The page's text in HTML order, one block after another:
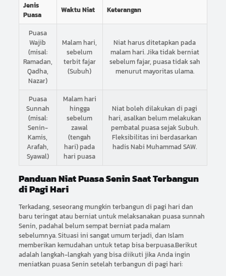
Jenis
Puasa
Waktu Niat Keterangan
Puasa
Wajib
(misal:
Ramadan,
Qadha,
Nazar)
Malam hari,
sebelum
terbit fajar
(Subuh)
Niat harus ditetapkan pada
malam hari. Jika tidak berniat
sebelum fajar, puasa tidak sah
menurut mayoritas ulama.
Puasa
Sunnah
(misal:
Senin-
Kamis,
Arafah,
Syawal)
Malam hari
hingga
sebelum
zawal
(tengah
hari) pada
hari puasa
Niat boleh dilakukan di pagi
hari, asalkan belum melakukan
pembatal puasa sejak Subuh.
Fleksibilitas ini berdasarkan
hadis Nabi Muhammad SAW.
Panduan Niat Puasa Senin Saat Terbangun
di Pagi Hari
Terkadang, seseorang mungkin terbangun di pagi hari dan
baru teringat atau berniat untuk melaksanakan puasa sunnah
Senin, padahal belum sempat berniat pada malam
sebelumnya. Situasi ini sangat umum terjadi, dan Islam
memberikan kemudahan untuk tetap bisa berpuasa.Berikut
adalah langkah-langkah yang bisa diikuti jika Anda ingin
meniatkan puasa Senin setelah terbangun di pagi hari: